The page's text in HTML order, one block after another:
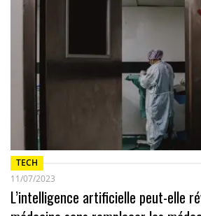
TECH
11/07/2023
L’intelligence artificielle peut-elle